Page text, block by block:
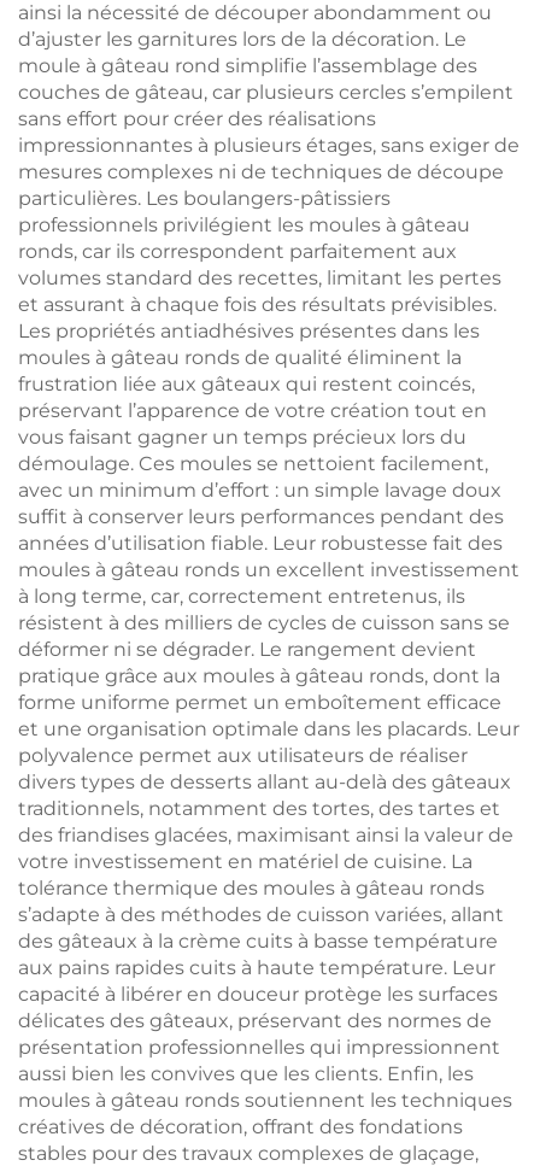
ainsi la nécessité de découper abondamment ou
d’ajuster les garnitures lors de la décoration. Le
moule à gâteau rond simplifie l’assemblage des
couches de gâteau, car plusieurs cercles s’empilent
sans effort pour créer des réalisations
impressionnantes à plusieurs étages, sans exiger de
mesures complexes ni de techniques de découpe
particulières. Les boulangers-pâtissiers
professionnels privilégient les moules à gâteau
ronds, car ils correspondent parfaitement aux
volumes standard des recettes, limitant les pertes
et assurant à chaque fois des résultats prévisibles.
Les propriétés antiadhésives présentes dans les
moules à gâteau ronds de qualité éliminent la
frustration liée aux gâteaux qui restent coincés,
préservant l’apparence de votre création tout en
vous faisant gagner un temps précieux lors du
démoulage. Ces moules se nettoient facilement,
avec un minimum d’effort : un simple lavage doux
suffit à conserver leurs performances pendant des
années d’utilisation fiable. Leur robustesse fait des
moules à gâteau ronds un excellent investissement
à long terme, car, correctement entretenus, ils
résistent à des milliers de cycles de cuisson sans se
déformer ni se dégrader. Le rangement devient
pratique grâce aux moules à gâteau ronds, dont la
forme uniforme permet un emboîtement efficace
et une organisation optimale dans les placards. Leur
polyvalence permet aux utilisateurs de réaliser
divers types de desserts allant au-delà des gâteaux
traditionnels, notamment des tortes, des tartes et
des friandises glacées, maximisant ainsi la valeur de
votre investissement en matériel de cuisine. La
tolérance thermique des moules à gâteau ronds
s’adapte à des méthodes de cuisson variées, allant
des gâteaux à la crème cuits à basse température
aux pains rapides cuits à haute température. Leur
capacité à libérer en douceur protège les surfaces
délicates des gâteaux, préservant des normes de
présentation professionnelles qui impressionnent
aussi bien les convives que les clients. Enfin, les
moules à gâteau ronds soutiennent les techniques
créatives de décoration, offrant des fondations
stables pour des travaux complexes de glaçage,